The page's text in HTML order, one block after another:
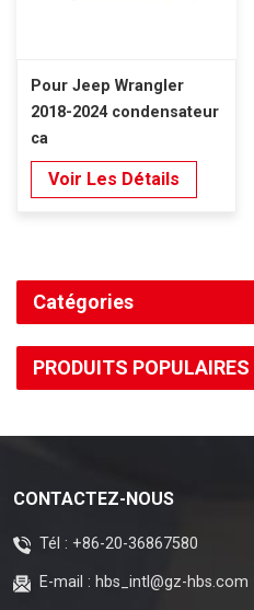
Pour Jeep Wrangler
2018-2024 condensateur
ca
Voir Les Détails
Catégories
PRODUITS POPULAIRES
CONTACTEZ-NOUS
Tél : +86-20-36867580
E-mail : hbs_intl@gz-hbs.com